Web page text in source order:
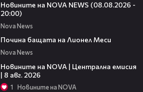
Новините на NOVA NEWS (08.08.2026 -
20:00)
Nova News
Почина бащата на Лионел Меси
Nova News
Новините на NOVA | Централна емисия
| 8 авг. 2026
1 Новините на NOVA